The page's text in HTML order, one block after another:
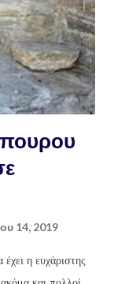
14, 2019
η ευχάριστης